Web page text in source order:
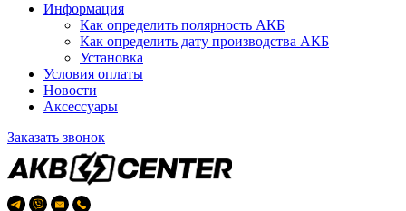
Информация
Как определить полярность АКБ
Как определить дату производства АКБ
Установка
Условия оплаты
Новости
Аксессуары
Заказать звонок